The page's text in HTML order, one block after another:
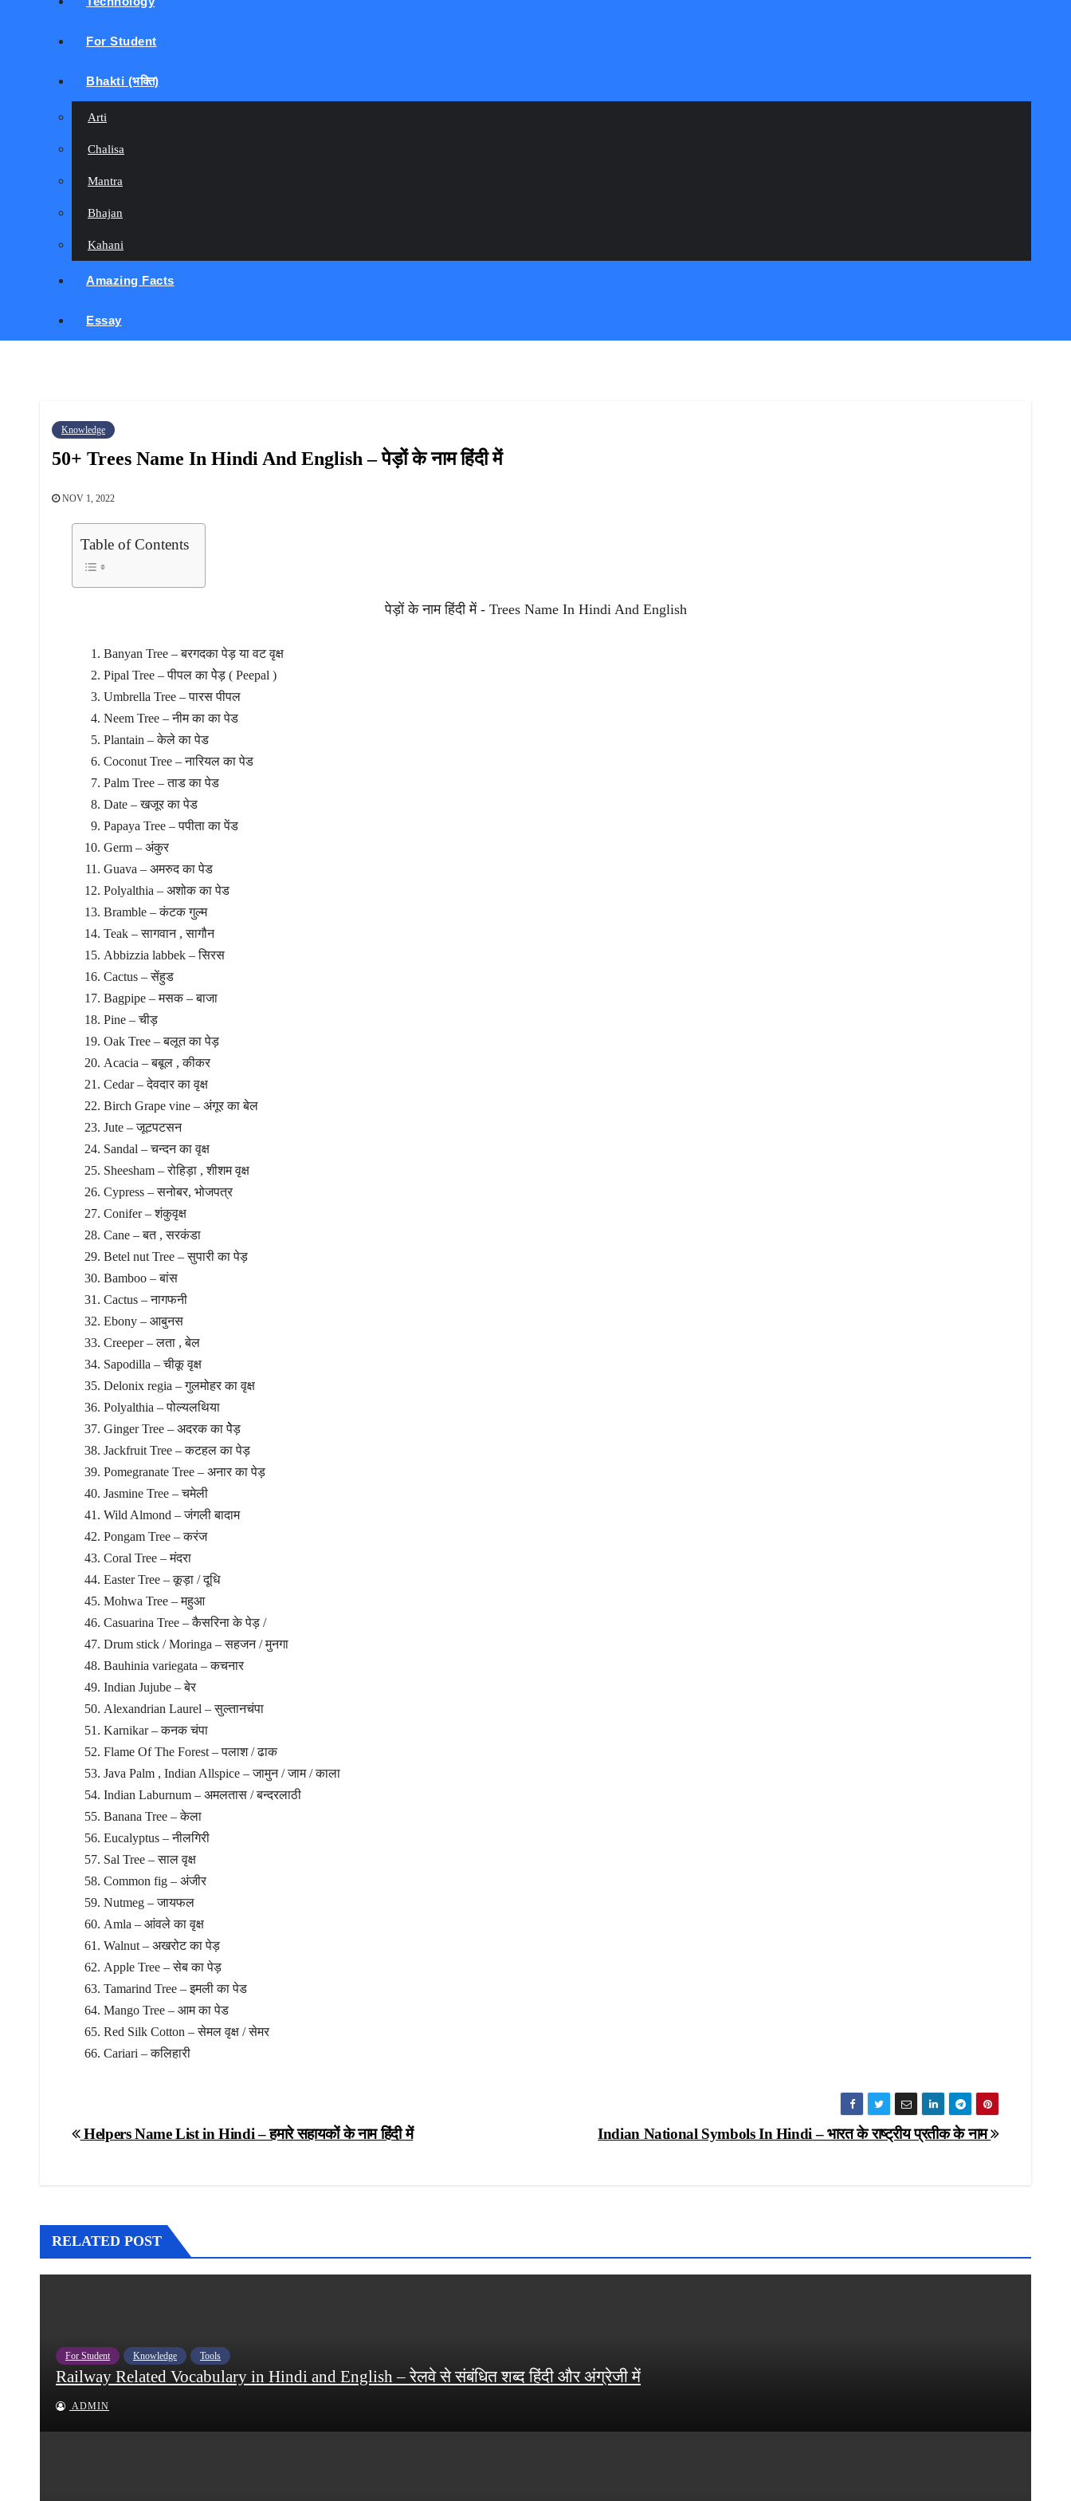
For Student
Bhakti (भक्ति)
Arti
Chalisa
Mantra
Bhajan
Kahani
Amazing Facts
Essay
Knowledge
50+ Trees Name In Hindi And English – पेड़ों के नाम हिंदी में
NOV 1, 2022
Table of Contents
पेड़ों के नाम हिंदी में - Trees Name In Hindi And English
Banyan Tree – बरगदका पेड़ या वट वृक्ष
Pipal Tree – पीपल का पेेड़ ( Peepal )
Umbrella Tree – पारस पीपल
Neem Tree – नीम का का पेड
Plantain – केले का पेड
Coconut Tree – नारियल का पेड
Palm Tree – ताड का पेड
Date – खजूर का पेड
Papaya Tree – पपीता का पेंड
Germ – अंकुर
Guava – अमरुद का पेड
Polyalthia – अशोक का पेड
Bramble – कंटक गुल्म
Teak – सागवान , सागौन
Abbizzia labbek – सिरस
Cactus – सेंहुड
Bagpipe – मसक – बाजा
Pine – चीड़
Oak Tree – बलूत का पेड़
Acacia – बबूल , कीकर
Cedar – देवदार का वृक्ष
Birch Grape vine – अंगूर का बेल
Jute – जूटपटसन
Sandal – चन्दन का वृक्ष
Sheesham – रोहिड़ा , शीशम वृक्ष
Cypress – सनोबर, भोजपत्र
Conifer – शंकुवृक्ष
Cane – बत , सरकंडा
Betel nut Tree – सुपारी का पेड़
Bamboo – बांस
Cactus – नागफनी
Ebony – आबुनस
Creeper – लता , बेल
Sapodilla – चीकू वृक्ष
Delonix regia – गुलमोहर का वृक्ष
Polyalthia – पोल्यलथिया
Ginger Tree – अदरक का पेेेड़
Jackfruit Tree – कटहल का पेड़
Pomegranate Tree – अनार का पेड़
Jasmine Tree – चमेली
Wild Almond – जंगली बादाम
Pongam Tree – करंज
Coral Tree – मंदरा
Easter Tree – कूड़ा / दूधि
Mohwa Tree – महुआ
Casuarina Tree – कैसरिना के पेड़ /
Drum stick / Moringa – सहजन / मुनगा
Bauhinia variegata – कचनार
Indian Jujube – बेर
Alexandrian Laurel – सुल्तानचंपा
Karnikar – कनक चंपा
Flame Of The Forest – पलाश / ढाक
Java Palm , Indian Allspice – जामुन / जाम / काला
Indian Laburnum – अमलतास / बन्दरलाठी
Banana Tree – केला
Eucalyptus – नीलगिरी
Sal Tree – साल वृक्ष
Common fig – अंजीर
Nutmeg – जायफल
Amla – आंवले का वृक्ष
Walnut – अखरोट का पेड़
Apple Tree – सेब का पेड़
Tamarind Tree – इमली का पेड
Mango Tree – आम का पेड
Red Silk Cotton – सेमल वृक्ष / सेमर
Cariari – कलिहारी
Post
Indian National Symbols In Hindi – भारत के राष्ट्रीय प्रतीक के नाम
Helpers Name List in Hindi – हमारे सहायकों के नाम हिंदी में
RELATED POST
For Student Knowledge Tools
Railway Related Vocabulary in Hindi and English – रेलवे से संबंधित शब्द हिंदी और अंग्रेजी में
ADMIN